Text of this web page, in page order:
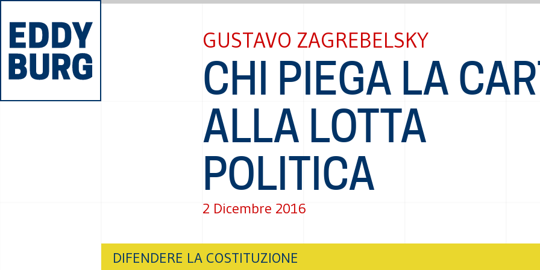
GUSTAVO ZAGREBELSKY
CHI PIEGA LA
ALLA LOTTA
POLITICA
2 Dicembre 2016
DIFENDERE LA COSTITUZIONE